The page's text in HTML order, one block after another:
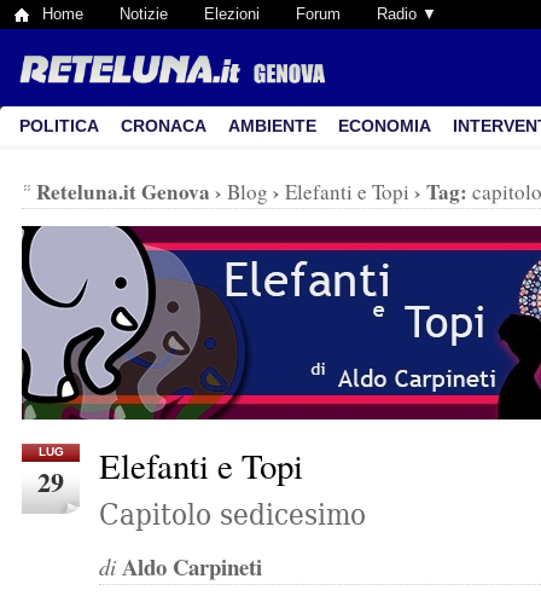
Home Notizie Elezioni Forum Radio ▼
POLITICA CRONACA AMBIENTE ECONOMIA
Reteluna.it Genova › Blog › Elefanti e Topi › Tag:
LUG
29 Elefanti e Topi
Capitolo sedicesimo
di Aldo Carpineti